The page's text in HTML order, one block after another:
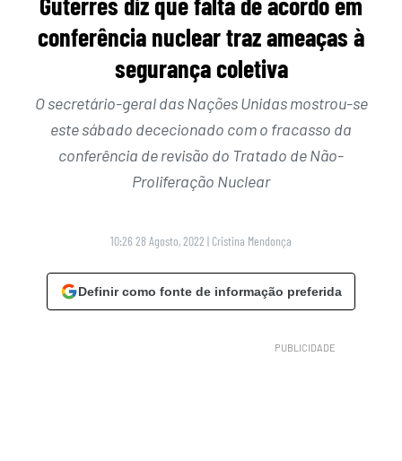
conferência nuclear traz ameaças à
segurança coletiva
O secretário-geral das Nações Unidas mostrou-se
este sábado dececionado com o fracasso da
conferência de revisão do Tratado de Não-
Proliferação Nuclear
10:26 28 Agosto, 2022 | Cristina Mendonça
Definir como fonte de informação preferida